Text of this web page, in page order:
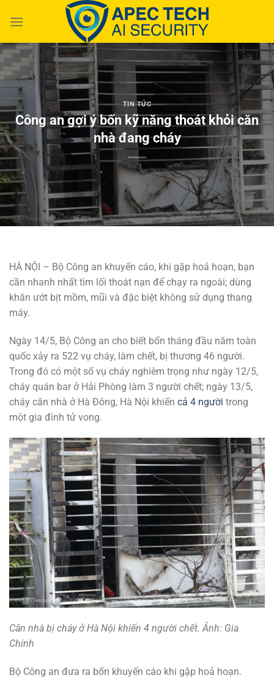
đến
dung
TIN TỨC
Công an gợi ý bốn kỹ năng thoát khỏi căn
nhà đang cháy
HÀ NỘI – Bộ Công an khuyến cáo, khi gặp hoả hoạn, bạn
cần nhanh nhất tìm lối thoát nạn để chạy ra ngoài; dùng
khăn ướt bịt mồm, mũi và đặc biệt không sử dụng thang
máy.
Ngày 14/5, Bộ Công an cho biết bốn tháng đầu năm toàn
quốc xảy ra 522 vụ cháy, làm chết, bị thương 46 người.
Trong đó có một số vụ cháy nghiêm trọng như ngày 12/5,
cháy quán bar ở Hải Phòng làm 3 người chết; ngày 13/5,
cháy căn nhà ở Hà Đông, Hà Nội khiến cả 4 người trong
một gia đình tử vong.
Căn nhà bị cháy ở Hà Nội khiến 4 người chết. Ảnh: Gia
Chính
Bộ Công an đưa ra bốn khuyến cáo khi gặp hoả hoạn.